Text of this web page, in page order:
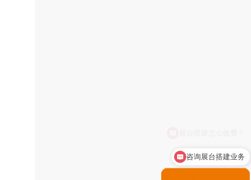
咨询展台搭建业务